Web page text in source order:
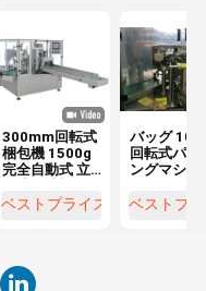
300mm回転式
梱包機 1500g
完全自動式 立
機
ベストプライス
バッグ
回転式パッ
ングマシン
タンドアッ
ベストプ